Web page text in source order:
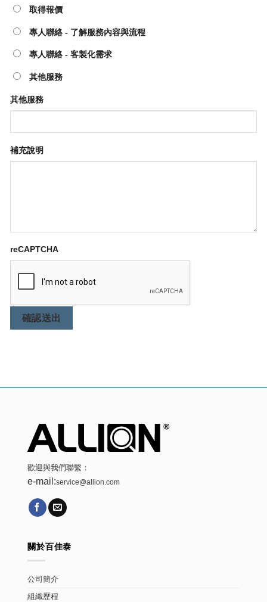
取得報價
專人聯絡 - 了解服務內容與流程
專人聯絡 - 客製化需求
其他服務
其他服務
補充說明
reCAPTCHA
確認送出
歡迎與我們聯繫：
e-mail:service@allion.com
關於百佳泰
公司簡介
組織歷程